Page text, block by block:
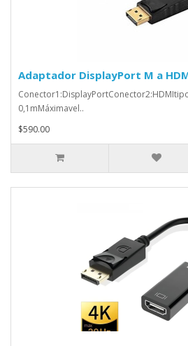
Adaptador DisplayPort M a
0,1mMáximavel..
$590.00